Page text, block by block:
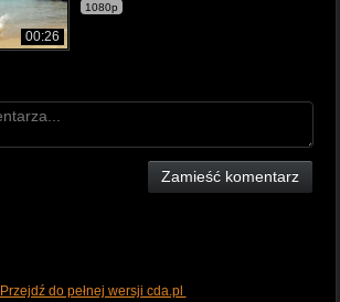
00:26
1080p
Zamieść komentarz
Przejdź do pełnej wersji cda.pl